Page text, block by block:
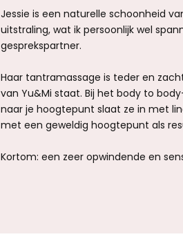
Jessie is een naturelle schoonheid
uitstraling, wat ik persoonlijk wel
gesprekspartner.
Haar tantramassage is teder en
van Yu&Mi staat. Bij het body to
naar je hoogtepunt slaat ze in met
met een geweldig hoogtepunt als
Kortom: een zeer opwindende en